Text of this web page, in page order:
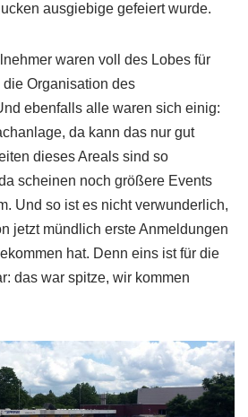
ausgiebige gefeiert wurde.
waren voll des Lobes für
Organisation des
ebenfalls alle waren sich einig:
da kann das nur gut
dieses Areals sind so
scheinen noch größere Events
Und so ist es nicht verwunderlich,
jetzt mündlich erste Anmeldungen
hat. Denn eins ist für die
das war spitze, wir kommen